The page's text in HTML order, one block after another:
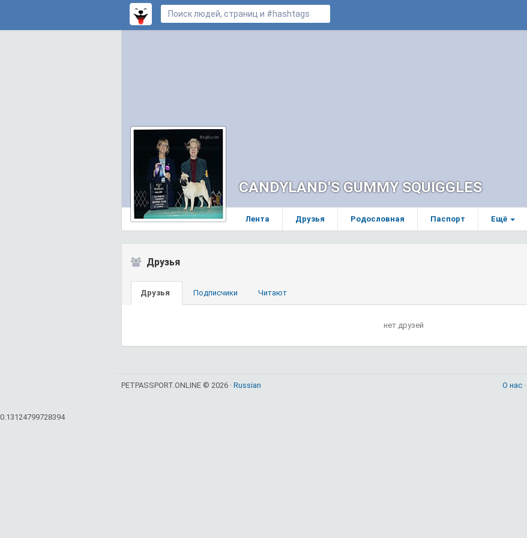
CANDYLAND'S GUMMY SQUIGGLES
Лента Друзья Родословная Паспорт Ещё
Друзья
Друзья Подписчики Читают
нет друзей
PETPASSPORT.ONLINE © 2026 · Russian О нас ·
0.13124799728394